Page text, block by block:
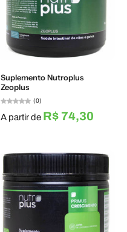
Suplemento Nutroplus
Zeoplus
(0)
A partir de R$ 74,30